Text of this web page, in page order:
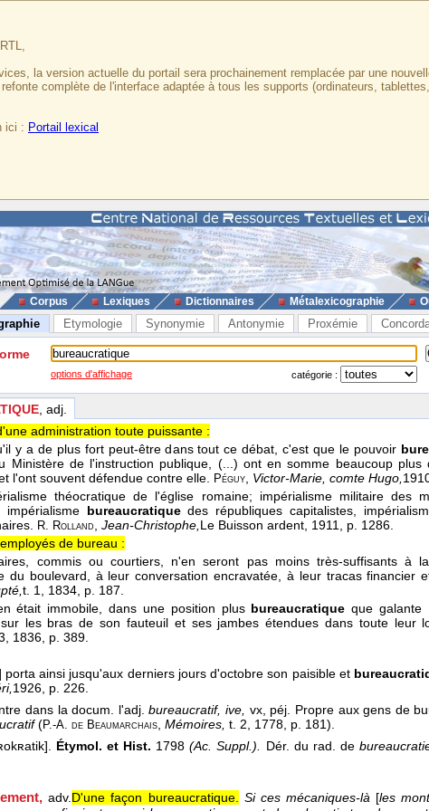
la version actuelle du portail sera prochainement remplacée par une
complète de l'interface adaptée à tous les supports (ordinateurs,
ici : Portail lexical
Corpus Lexiques Dictionnaires Métalexicographie
Etymologie Synonymie Antonymie Proxémie
options d'affichage catégorie :
, adj.
administration toute puissante :
y a de plus fort peut-être dans tout ce débat, c'est que le pouvoir
Ministère de l'instruction publique, (...) ont en somme beaucoup
l'ont souvent défendue contre elle. Péguy, Victor-Marie, comte Hugo,
théocratique de l'église romaine; impérialisme militaire des
impérialisme bureaucratiquedes républiques capitalistes,
R. Rolland, Jean-Christophe,Le Buisson ardent, 1911, p. 1286.
de bureau :
commis ou courtiers, n'en seront pas moins très-suffisants à
du boulevard, à leur conversation encravatée, à leur tracas financier
t. 1, 1834, p. 187.
était immobile, dans une position plus bureaucratique que galante
les bras de son fauteuil et ses jambes étendues dans toute leur
, 1836, p. 389.
porta ainsi jusqu'aux derniers jours d'octobre son paisible et
1926, p. 226.
dans la docum. l'adj.bureaucratif, ive, vx, péj. Propre aux gens de
(P.-A. de Beaumarchais, Mémoires, t. 2, 1778, p. 181).
Étymol. et Hist. 1798(Ac. Suppl.). Dér. du rad. de
, adv.D'une façon bureaucratique. Si ces mécaniques-là [les